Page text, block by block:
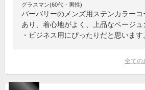
グラスマン(60代・男性)
バーバリーのメンズ用ステンカラー
あり、着心地がよく、上品なベージ
・ビジネス用にぴったりだと思います
全ての